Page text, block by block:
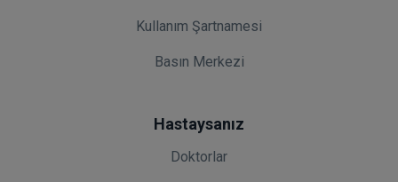
Kullanım Şartnamesi
Basın Merkezi
Hastaysanız
Doktorlar